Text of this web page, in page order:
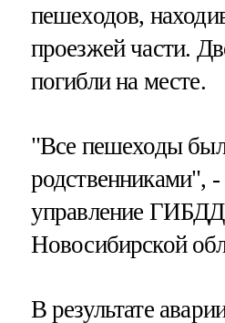
пешеходов,
проезжей части.
погибли на месте.
"Все пешеходы
родственниками",
управление
Новосибирской
В результате